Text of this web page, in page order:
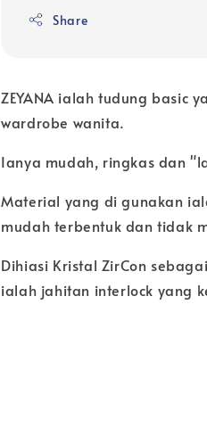
Share
ZEYANA ialah tudung basic
wardrobe wanita.
Ianya mudah, ringkas dan
Material yang di gunakan
mudah terbentuk dan tidak
Dihiasi Kristal ZirCon
ialah jahitan interlock yang